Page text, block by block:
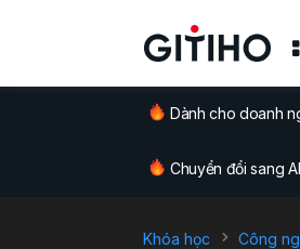
Dành cho doanh
Chuyển đổi sang AI
Khóa học Công